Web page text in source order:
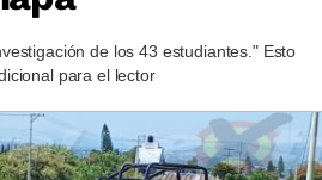
de los 43 estudiantes." Esto
para el lector